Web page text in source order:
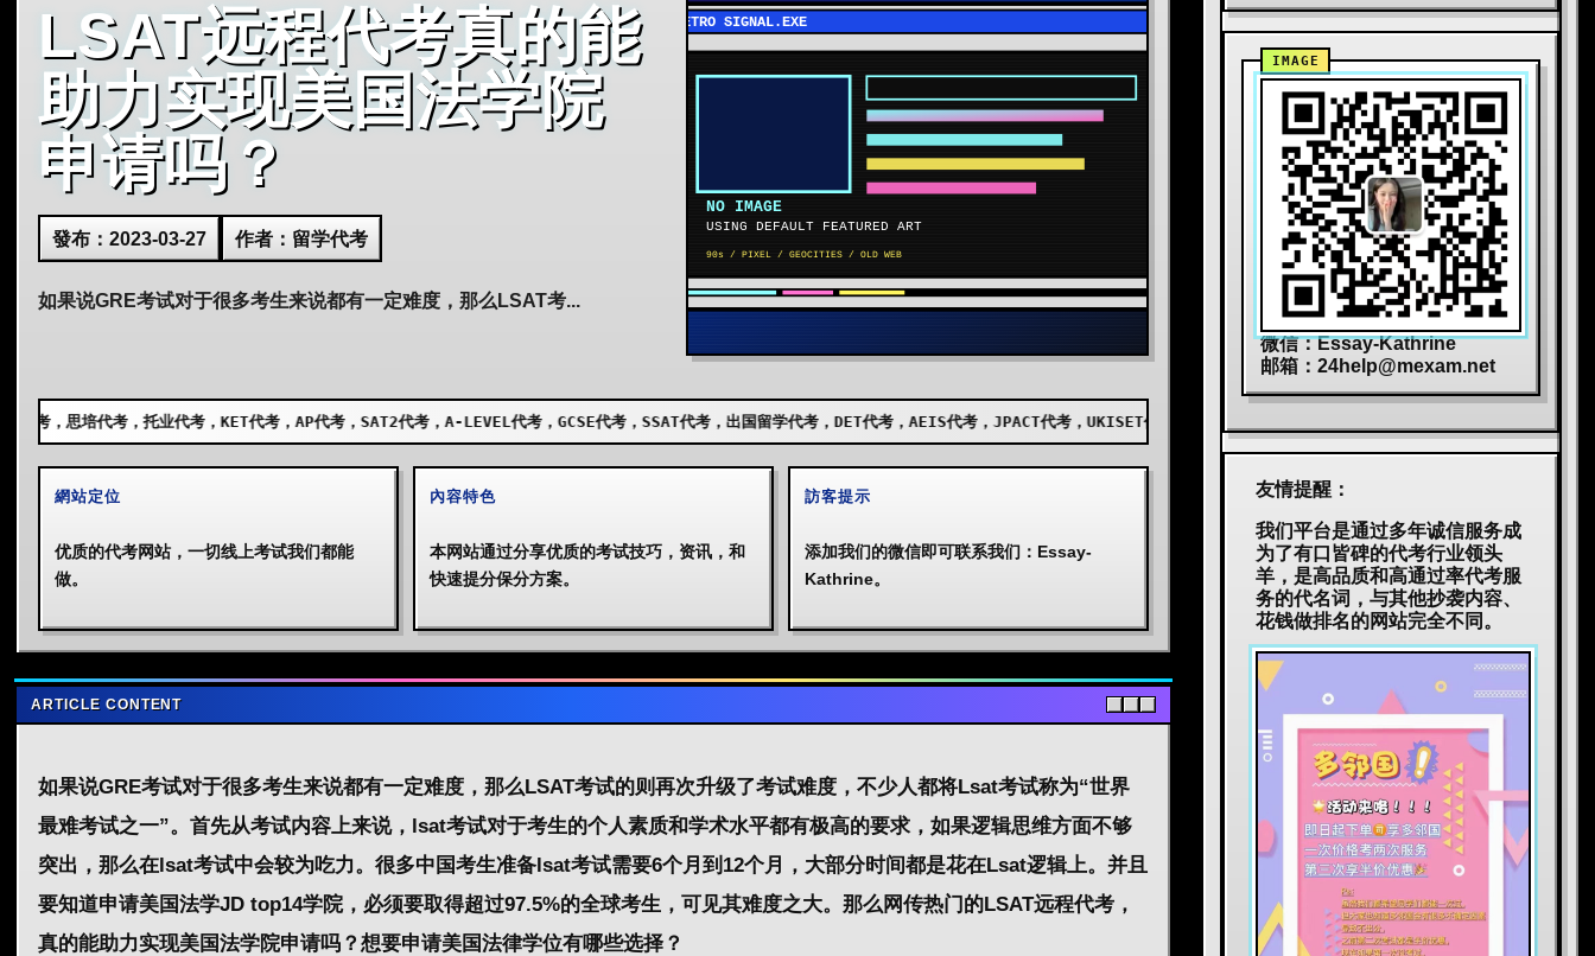
LSAT远程代考真的能
助力实现美国法学院
申请吗？
發布：2023-03-27 作者：留学代考
如果说GRE考试对于很多考生来说都有一定难度，那么LSAT考...
，托业代考，KET代考，AP代考，SAT2代考，A-LEVEL代考，GCSE代考，SSAT代考，出国留学代考，DET代考，AEIS代考，JPACT代考，UKISET代考，AEAS代考，BEC代考，JTEST代考，JLPT代考，TOPIK代考，小托福
網站定位
优质的代考网站，一切线上考试我们都能
做。
內容特色
本网站通过分享优质的考试技巧，资讯，和
快速提分保分方案。
訪客提示
添加我们的微信即可联系我们：Essay-
Kathrine。
ARTICLE CONTENT
如果说GRE考试对于很多考生来说都有一定难度，那么LSAT考试的则再次升级了考试难度，不少人都将Lsat考试称为“世界
最难考试之一”。首先从考试内容上来说，lsat考试对于考生的个人素质和学术水平都有极高的要求，如果逻辑思维方面不够
突出，那么在lsat考试中会较为吃力。很多中国考生准备lsat考试需要6个月到12个月，大部分时间都是花在Lsat逻辑上。并且
要知道申请美国法学JD top14学院，必须要取得超过97.5%的全球考生，可见其难度之大。那么网传热门的LSAT远程代考，
真的能助力实现美国法学院申请吗？想要申请美国法律学位有哪些选择？
微信：Essay-Kathrine
邮箱： 24help@mexam.net
友情提醒：
我们平台是通过多年诚信服务成
为了有口皆碑的代考行业领头
羊，是高品质和高通过率代考服
务的代名词，与其他抄袭内容、
花钱做排名的网站完全不同。